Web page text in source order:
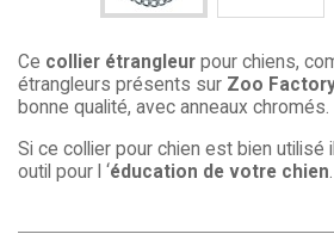
Ce collier étrangleur pour chiens,
étrangleurs présents sur Zoo
bonne qualité, avec anneaux chromés.
Si ce collier pour chien est bien utilisé
outil pour l ‘éducation de votre chien